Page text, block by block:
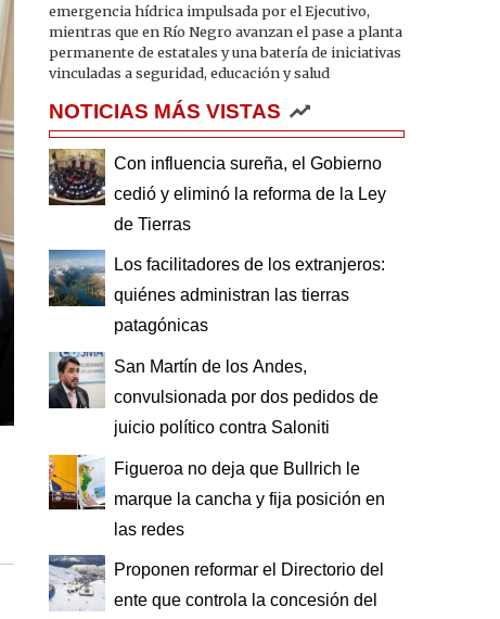
emergencia hídrica impulsada por el Ejecutivo,
mientras que en Río Negro avanzan el pase a planta
permanente de estatales y una batería de iniciativas
vinculadas a seguridad, educación y salud
NOTICIAS MÁS VISTAS
Con influencia sureña, el Gobierno
cedió y eliminó la reforma de la Ley
de Tierras
Los facilitadores de los extranjeros:
quiénes administran las tierras
patagónicas
San Martín de los Andes,
convulsionada por dos pedidos de
juicio político contra Saloniti
Figueroa no deja que Bullrich le
marque la cancha y fija posición en
las redes
Proponen reformar el Directorio del
ente que controla la concesión del